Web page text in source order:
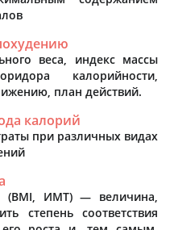
веса, индекс массы
калорийности,
план действий.
калорий
при различных видах
(BMI, ИМТ) — величина,
степень соответствия